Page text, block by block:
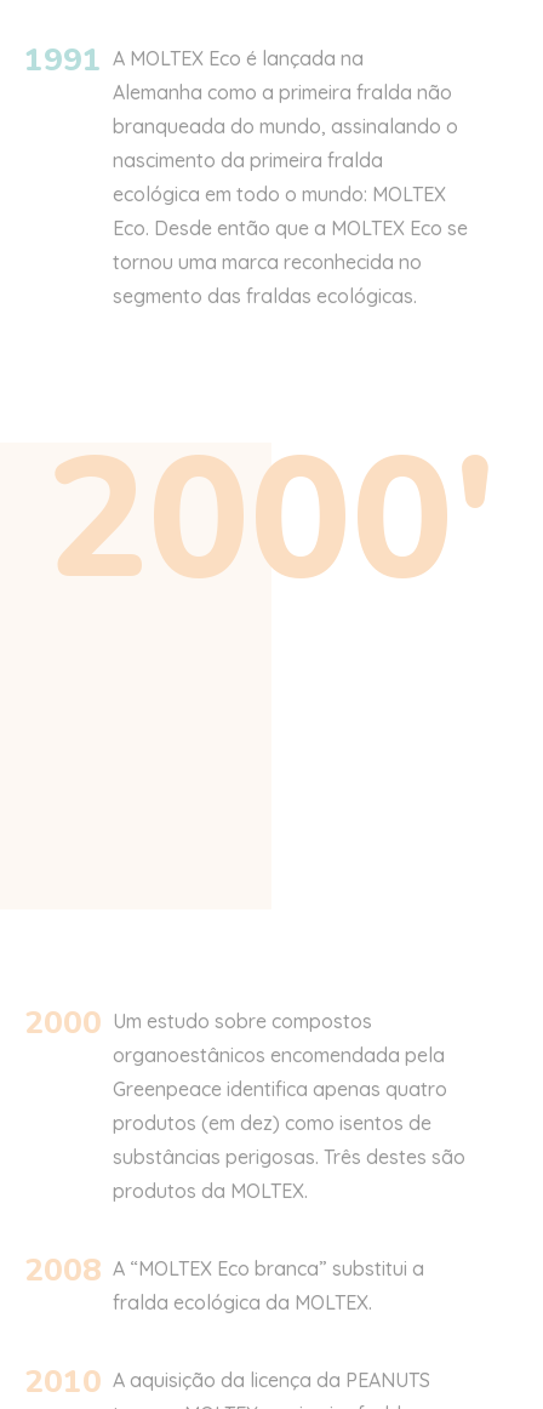
1991 A MOLTEX Eco é lançada na
Alemanha como a primeira fralda não
branqueada do mundo, assinalando o
nascimento da primeira fralda
ecológica em todo o mundo: MOLTEX
Eco. Desde então que a MOLTEX Eco se
tornou uma marca reconhecida no
segmento das fraldas ecológicas.
2000'
2000 Um estudo sobre compostos
organoestânicos encomendada pela
Greenpeace identifica apenas quatro
produtos (em dez) como isentos de
substâncias perigosas. Três destes são
produtos da MOLTEX.
2008 A “MOLTEX Eco branca” substitui a
fralda ecológica da MOLTEX.
2010 A aquisição da licença da PEANUTS